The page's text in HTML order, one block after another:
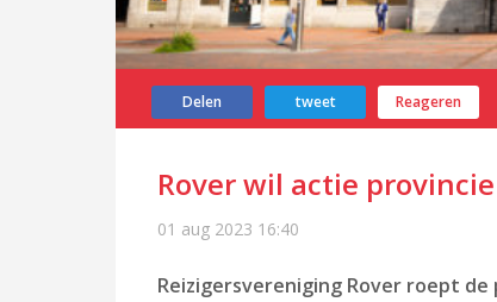
Delen tweet Reageren
Rover wil actie
01 aug 2023 16:40
Reizigersvereniging Rover roept